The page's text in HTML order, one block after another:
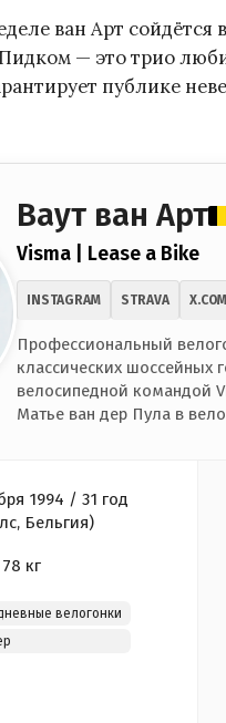
ван Арт сойдётся
— это трио
публике
Ваут ван Арт
Visma | Lease a Bike
INSTAGRAM STRAVA X.COM
Профессиональный
классических шоссейных
велосипедной командой
Матье ван дер Пула в
1994 / 31 год
Бельгия)
кг
велогонки